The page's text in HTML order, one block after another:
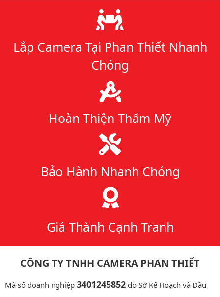
Lý do chọn chúng tôi
Lắp Camera Tại Phan Thiết Nhanh
Chóng
Hoàn Thiện Thẩm Mỹ
Bảo Hành Nhanh Chóng
Giá Thành Cạnh Tranh
CÔNG TY TNHH CAMERA PHAN THIẾT
Mã số doanh nghiệp 3401245852 do Sở Kế Hoạch và Đầu